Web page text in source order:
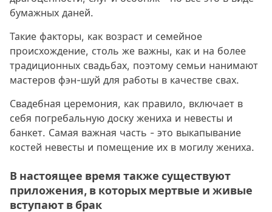
бумажных даней.
Такие факторы, как возраст и семейное
происхождение, столь же важны, как и на более
традиционных свадьбах, поэтому семьи нанимают
мастеров фэн-шуй для работы в качестве свах.
Свадебная церемония, как правило, включает в
себя погребальную доску жениха и невесты и
банкет. Самая важная часть - это выкапывание
костей невесты и помещение их в могилу жениха.
В настоящее время также существуют
приложения, в которых мертвые и живые
вступают в брак